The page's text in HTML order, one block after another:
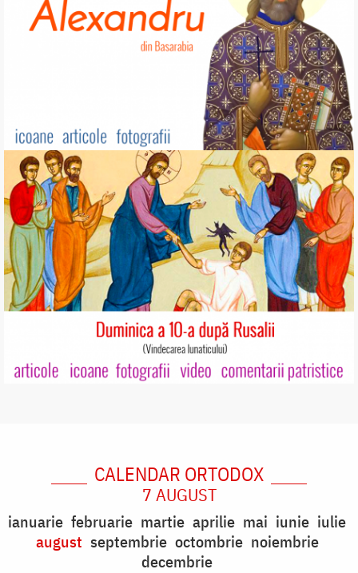
CALENDAR ORTODOX
7 AUGUST
ianuarie februarie martie aprilie mai iunie iulie
august septembrie octombrie noiembrie
decembrie